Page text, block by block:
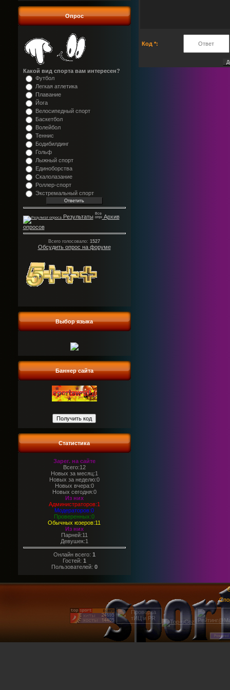
Опрос
Какой вид спорта вам интересен?
Футбол
Легкая атлетика
Плавание
Йога
Велосипедный спорт
Баскетбол
Волейбол
Теннис
Бодибилдинг
Гольф
Лыжный спорт
Единоборства
Скалолазание
Роллер-спорт
Экстремальный спорт
Результаты
Архив
опросов
Всего голосовало: 1527
Обсудить опрос на форуме
Выбор языка
Баннер сайта
Статистика
Зарег. на сайте
Всего:12
Новых за месяц:1
Новых за неделю:0
Новых вчера:0
Новых сегодня:0
Из них
Администраторов:1
Модераторов:0
Проверенных:0
Обычных юзеров:11
Из них
Парней:11
Девушек:1
Онлайн всего: 1
Гостей: 1
Пользователей: 0
Код *: